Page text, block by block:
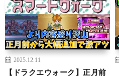
2025.12.11
【ドラクエウォーク】正月前